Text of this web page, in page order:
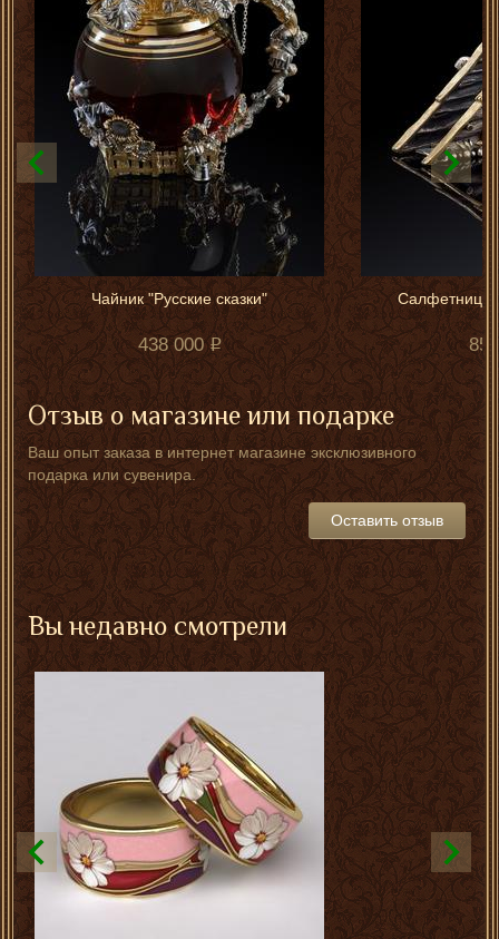
Чайник "Русские сказки"
438 000
Салфетница
85
Отзыв о магазине или подарке
Ваш опыт заказа в интернет магазине эксклюзивного
подарка или сувенира.
Оставить отзыв
Вы недавно смотрели